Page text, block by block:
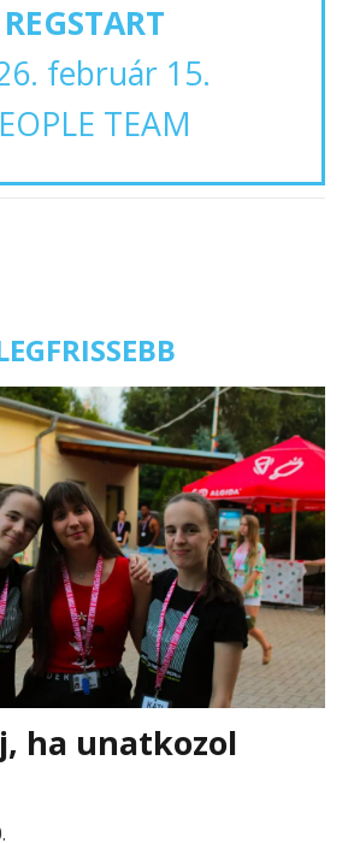
REGSTART
február 15.
TEAM
ha unatkozol